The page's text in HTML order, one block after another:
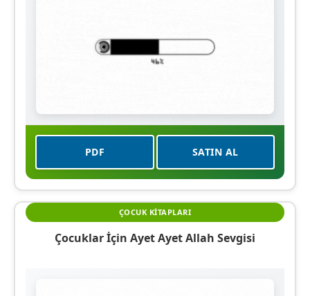
PDF SATIN AL
ÇOCUK KITAPLARI
Çocuklar İçin Ayet Ayet Allah Sevgisi